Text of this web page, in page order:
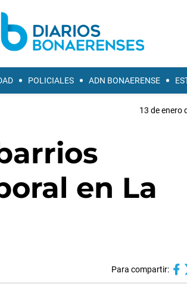
POLICIALES ADN BONAERENSE
13 de enero
en La
Para compartir: